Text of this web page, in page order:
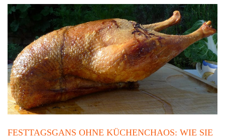
FESTTAGSGANS OHNE KÜCHENCHAOS: WIE SIE